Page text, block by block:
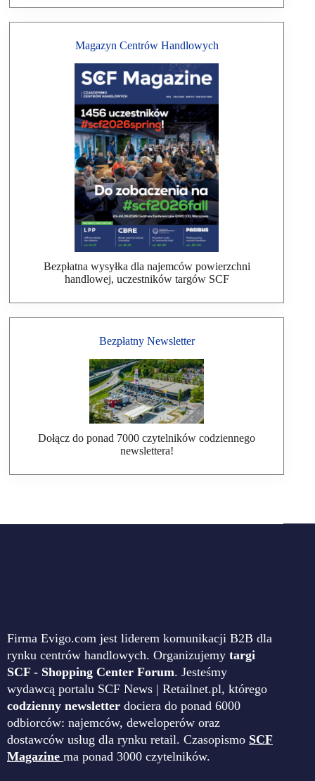
Magazyn Centrów Handlowych
Bezpłatna wysyłka dla najemców powierzchni
handlowej, uczestników targów SCF
Bezpłatny Newsletter
Dołącz do ponad 7000 czytelników codziennego
newslettera!
Firma Evigo.com jest liderem komunikacji B2B dla
rynku centrów handlowych. Organizujemy targi
SCF - Shopping Center Forum. Jesteśmy
wydawcą portalu SCF News | Retailnet.pl, którego
codzienny newsletter dociera do ponad 6000
odbiorców: najemców, deweloperów oraz
dostawców usług dla rynku retail. Czasopismo SCF
Magazine ma ponad 3000 czytelników.